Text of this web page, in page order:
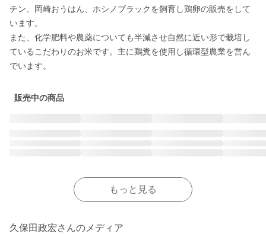
チン、岡崎おうはん、ホシノブラックを飼育し鶏卵の販売をして
います。
また、化学肥料や農薬についても半減させ自然に近い形で栽培し
ているこだわりのお米です。主に鶏糞を使用し循環型農業を営ん
でいます。
販売中の商品
もっと見る
久保田政宏さんのメディア